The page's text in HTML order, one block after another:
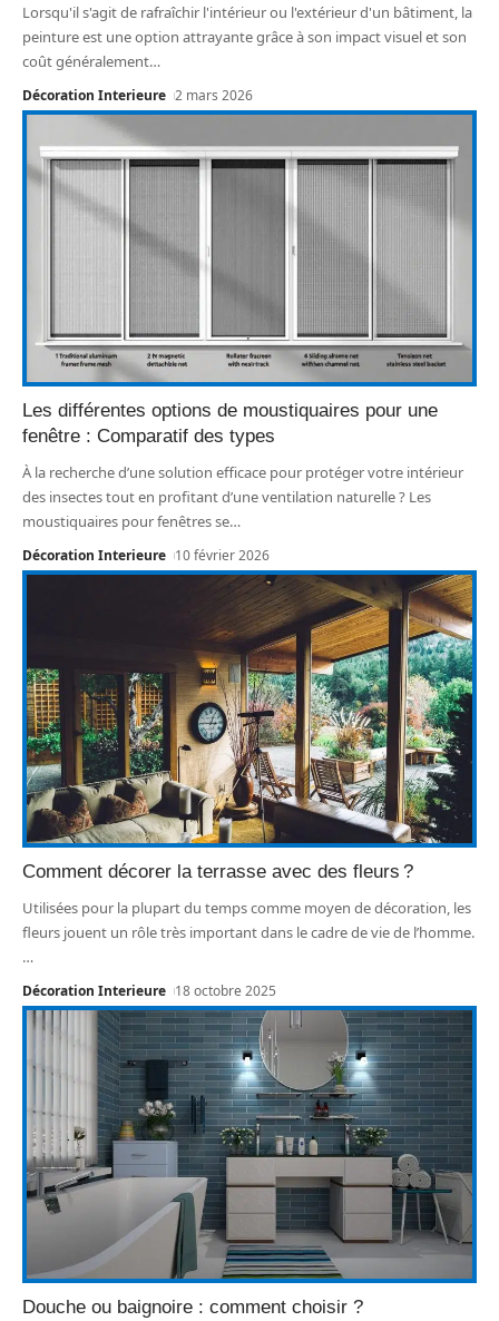
Lorsqu'il s'agit de rafraîchir l'intérieur ou l'extérieur d'un bâtiment, la
peinture est une option attrayante grâce à son impact visuel et son
coût généralement…
Décoration Interieure 2 mars 2026
Les différentes options de moustiquaires pour une
fenêtre : Comparatif des types
À la recherche d’une solution efficace pour protéger votre intérieur
des insectes tout en profitant d’une ventilation naturelle ? Les
moustiquaires pour fenêtres se…
Décoration Interieure 10 février 2026
Comment décorer la terrasse avec des fleurs ?
Utilisées pour la plupart du temps comme moyen de décoration, les
fleurs jouent un rôle très important dans le cadre de vie de l’homme.
…
Décoration Interieure 18 octobre 2025
Douche ou baignoire : comment choisir ?